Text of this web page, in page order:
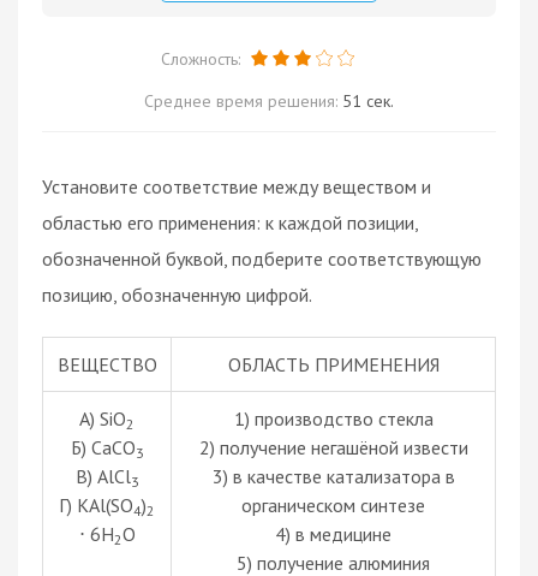
Сложность:
Среднее время решения: 51 сек.
Установите соответствие между веществом и
областью его применения: к каждой позиции,
обозначенной буквой, подберите соответствующую
позицию, обозначенную цифрой.
ВЕЩЕСТВО ОБЛАСТЬ ПРИМЕНЕНИЯ
А) SiO2
Б) CaCO3
В) AlCl3
Г) KAl(SO4)2
⋅ 6H2O
1) производство стекла
2) получение негашёной извести
3) в качестве катализатора в
органическом синтезе
4) в медицине
5) получение алюминия